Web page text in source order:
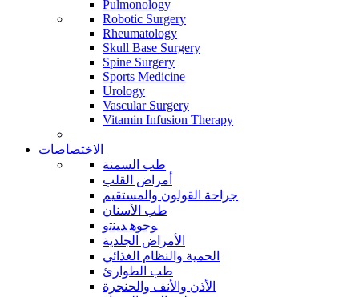
Pulmonology
Robotic Surgery
Rheumatology
Skull Base Surgery
Spine Surgery
Sports Medicine
Urology
Vascular Surgery
Vitamin Infusion Therapy
الاختصاصات
طب السمنة
أمراض القلب
جراحة القولون والمستقيم
طب الأسنان
ﻮﺟﻮﻫ ﺪﻴﻨﺗﻭ
الأمراض الجلدية
الحمية والنظام الغذائي
طب الطوارئ
الأذن والأنف والحنجرة